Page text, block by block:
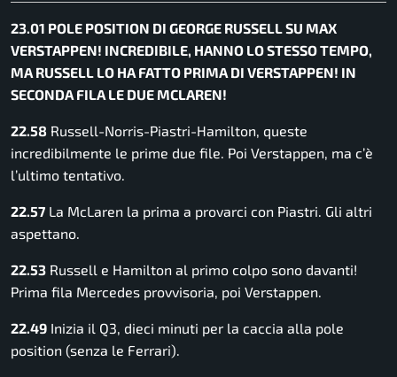
23.01 POLE POSITION DI GEORGE RUSSELL SU MAX
VERSTAPPEN! INCREDIBILE, HANNO LO STESSO TEMPO,
MA RUSSELL LO HA FATTO PRIMA DI VERSTAPPEN! IN
SECONDA FILA LE DUE MCLAREN!
22.58 Russell-Norris-Piastri-Hamilton, queste
incredibilmente le prime due file. Poi Verstappen, ma c’è
l’ultimo tentativo.
22.57 La McLaren la prima a provarci con Piastri. Gli altri
aspettano.
22.53 Russell e Hamilton al primo colpo sono davanti!
Prima fila Mercedes provvisoria, poi Verstappen.
22.49 Inizia il Q3, dieci minuti per la caccia alla pole
position (senza le Ferrari).